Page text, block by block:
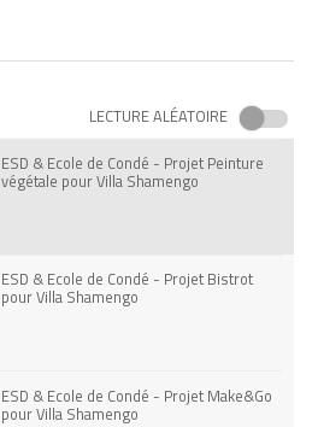
LECTURE ALÉATOIRE
ESD & Ecole de Condé - Projet Peinture
végétale pour Villa Shamengo
ESD & Ecole de Condé - Projet Bistrot
pour Villa Shamengo
ESD & Ecole de Condé - Projet Make&Go
pour Villa Shamengo